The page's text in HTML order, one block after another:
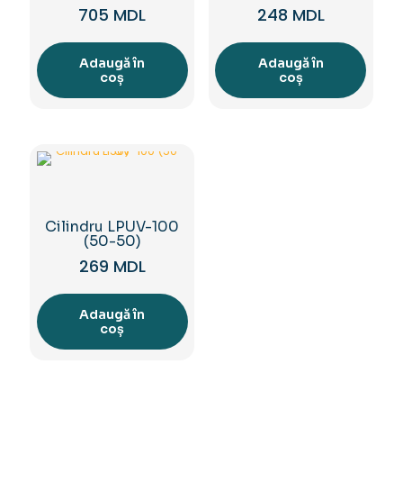
705 MDL
Adaugă în
coș
248 MDL
Adaugă în
coș
Cilindru LPUV-100
(50-50)
269 MDL
Adaugă în
coș